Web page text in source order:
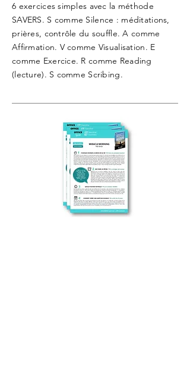
6 exercices simples avec la méthode
SAVERS. S comme Silence : méditations,
prières, contrôle du souffle. A comme
Affirmation. V comme Visualisation. E
comme Exercice. R comme Reading
(lecture). S comme Scribing.